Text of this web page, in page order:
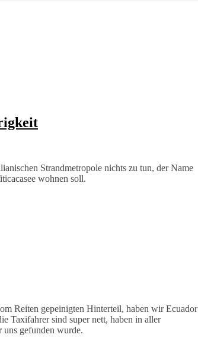
Strandmetropole nichts zu tun, der Name
wohnen soll.
Reiten gepeinigten Hinterteil, haben wir Ecuador
Taxifahrer sind super nett, haben in aller
uns gefunden wurde.